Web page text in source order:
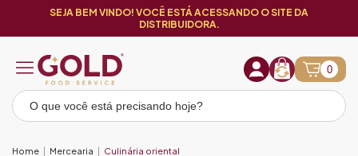
SEJA BEM VINDO! VOCÊ ESTÁ ACESSANDO O SITE DA
DISTRIBUIDORA.
0
Home Mercearia Culinária oriental